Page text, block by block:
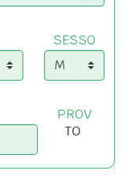
SESSO
PROV